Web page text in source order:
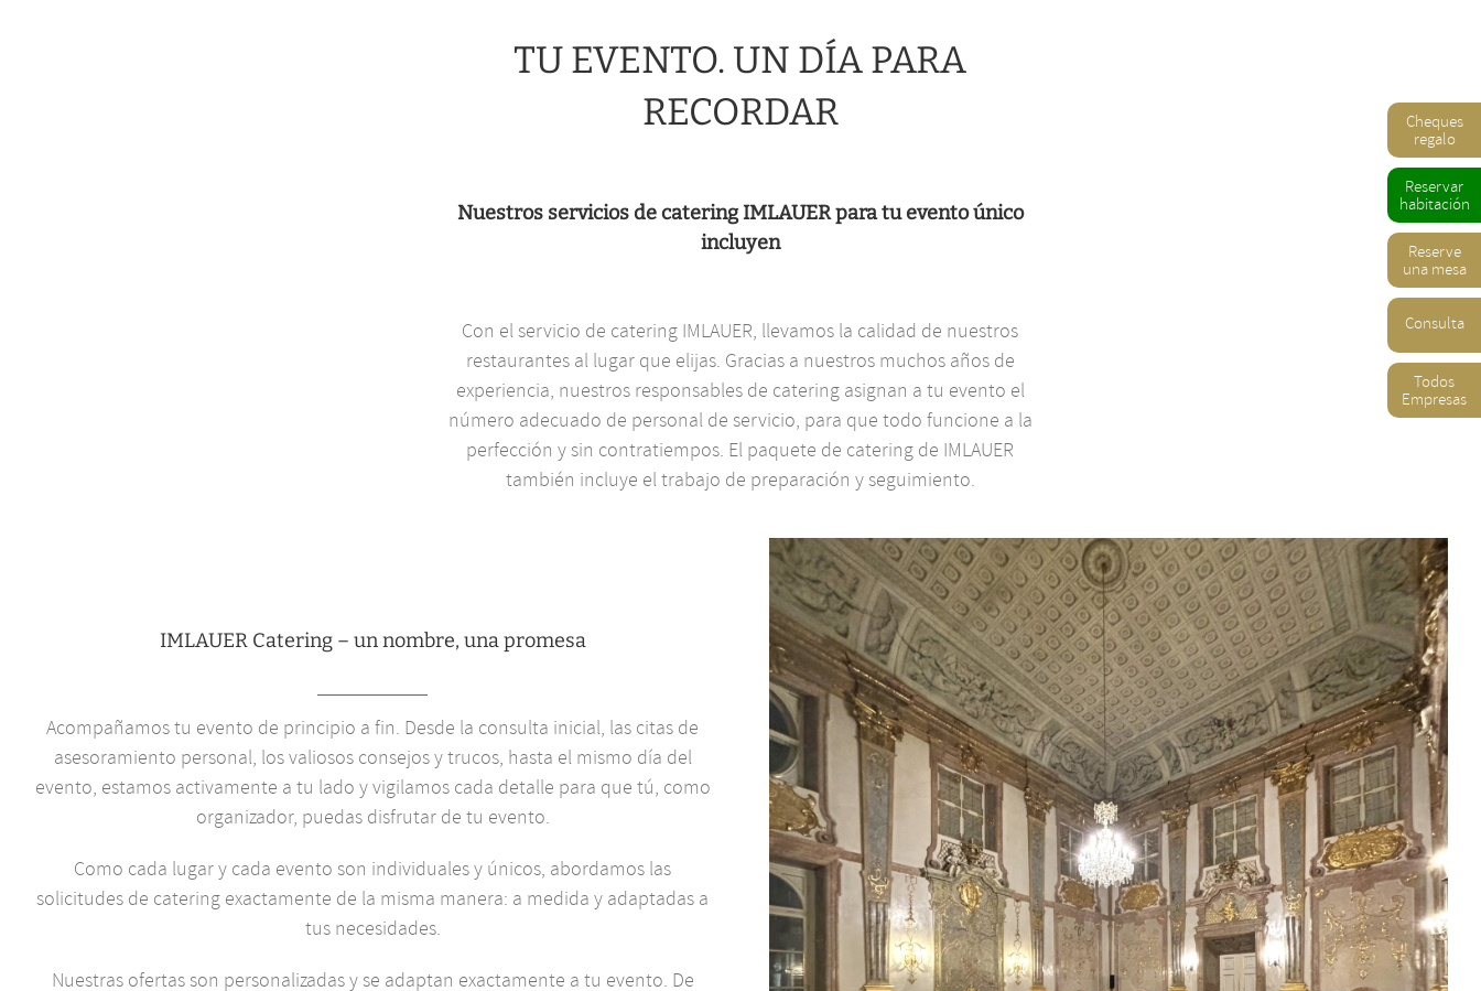
Cheques
regalo
Reservar
habitación
Reserve
una mesa
Consulta
Todos
Empresas
TU EVENTO. UN DÍA PARA
RECORDAR
Nuestros servicios de catering IMLAUER para tu evento único
incluyen
Con el servicio de catering IMLAUER, llevamos la calidad de nuestros
restaurantes al lugar que elijas. Gracias a nuestros muchos años de
experiencia, nuestros responsables de catering asignan a tu evento el
número adecuado de personal de servicio, para que todo funcione a la
perfección y sin contratiempos. El paquete de catering de IMLAUER
también incluye el trabajo de preparación y seguimiento.
IMLAUER Catering – un nombre, una promesa
Acompañamos tu evento de principio a fin. Desde la consulta inicial, las citas de
asesoramiento personal, los valiosos consejos y trucos, hasta el mismo día del
evento, estamos activamente a tu lado y vigilamos cada detalle para que tú, como
organizador, puedas disfrutar de tu evento.
Como cada lugar y cada evento son individuales y únicos, abordamos las
solicitudes de catering exactamente de la misma manera: a medida y adaptadas a
tus necesidades.
Nuestras ofertas son personalizadas y se adaptan exactamente a tu evento. De